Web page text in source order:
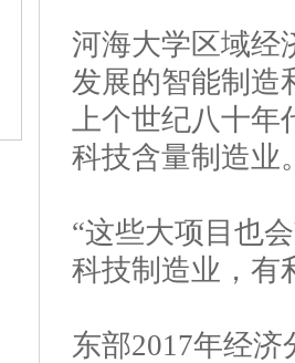
河海大学区域经
发展的智能制造
上个世纪八十年
科技含量制造业
“这些大项目也
科技制造业，有
东部2017年经济